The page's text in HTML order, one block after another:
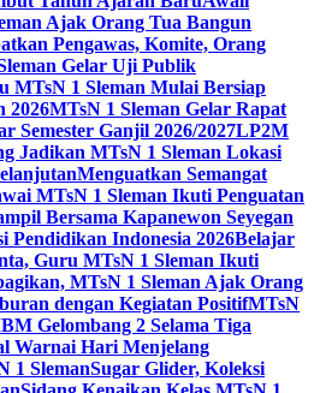
Ajak Orang Tua Bangun
Pengawas, Komite, Orang
Gelar Uji Publik
MTsN 1 Sleman Mulai Bersiap
2026MTsN 1 Sleman Gelar Rapat
Semester Ganjil 2026/2027LP2M
Jadikan MTsN 1 Sleman Lokasi
Menguatkan Semangat
MTsN 1 Sleman Ikuti Penguatan
Bersama Kapanewon Seyegan
Pendidikan Indonesia 2026Belajar
Guru MTsN 1 Sleman Ikuti
MTsN 1 Sleman Ajak Orang
dengan Kegiatan PositifMTsN
Gelombang 2 Selama Tiga
Warnai Hari Menjelang
1 SlemanSugar Glider, Koleksi